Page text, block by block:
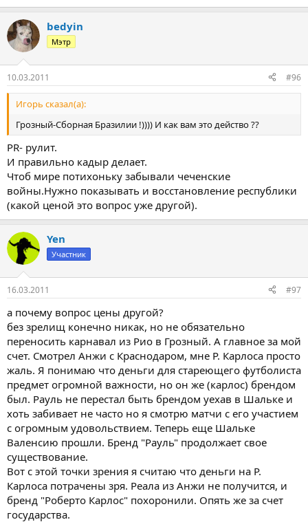
bedyin
Мэтр
10.03.2011 #96
Игорь сказал(а):
Грозный-Сборная Бразилии !)))) И как вам это действо ??
PR- рулит.
И правильно кадыр делает.
Чтоб мире потихоньку забывали чеченские
войны.Нужно показывать и восстановление республики
(какой ценой это вопрос уже другой).
Yen
Участник
16.03.2011 #97
а почему вопрос цены другой?
без зрелищ конечно никак, но не обязательно
переносить карнавал из Рио в Грозный. А главное за мой
счет. Смотрел Анжи с Краснодаром, мне Р. Карлоса просто
жаль. Я понимаю что деньги для стареющего футболиста
предмет огромной важности, но он же (карлос) брендом
был. Рауль не перестал быть брендом уехав в Шальке и
хоть забивает не часто но я смотрю матчи с его участием
с огромным удовольствием. Теперь еще Шальке
Валенсию прошли. Бренд "Рауль" продолжает свое
существование.
Вот с этой точки зрения я считаю что деньги на Р.
Карлоса потрачены зря. Реала из Анжи не получится, и
бренд "Роберто Карлос" похоронили. Опять же за счет
государства.